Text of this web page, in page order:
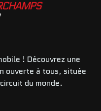
! Découvrez une
ouverte à tous, située
du monde.